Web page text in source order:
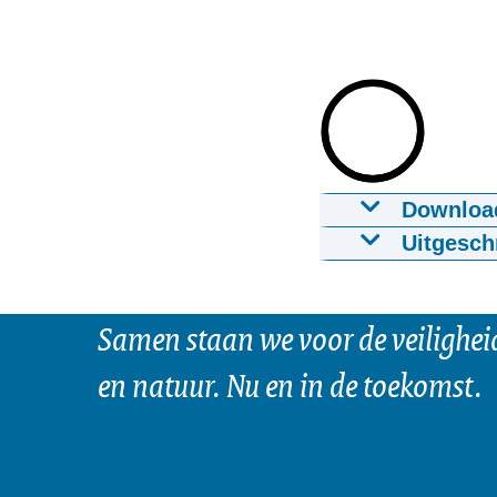
Video
21-03-2023
Ondertiteling
srt
De
maart 5
illegaal
de woningen
machines
beslag
Samen staan we voor de
en natuur. Nu en in de toekomst.